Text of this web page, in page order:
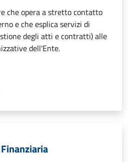
che opera a stretto contatto
e che esplica servizi di
degli atti e contratti) alle
dell'Ente.